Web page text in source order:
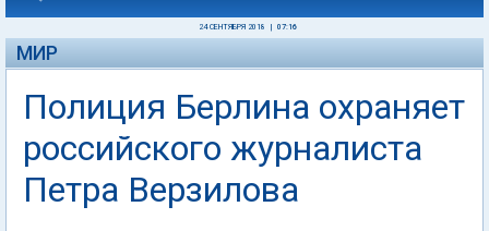
24 СЕНТЯБРЯ 2018 07:16
МИР
Полиция Берлина охраняет
российского журналиста
Петра Верзилова